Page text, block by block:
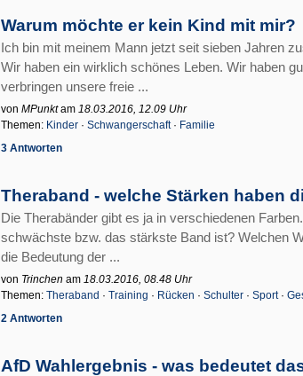
Warum möchte er kein Kind mit mir?
Ich bin mit meinem Mann jetzt seit sieben Jahren
Wir haben ein wirklich schönes Leben. Wir haben
verbringen unsere freie ...
von MPunktam 18.03.2016, 12.09 Uhr
Themen: Kinder · Schwangerschaft· Familie
3 Antworten
Theraband - welche Stärken haben
Die Therabänder gibt es ja in verschiedenen
schwächste bzw. das stärkste Band ist? Welchen
die Bedeutung der ...
von Trinchen am 18.03.2016, 08.48 Uhr
Themen: Theraband · Training · Rücken · Schulter · Sport·
2 Antworten
AfD Wahlergebnis - was bedeutet